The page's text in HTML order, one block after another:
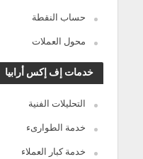
حساب النقطة
محول العملات
خدمات إف إكس أرابيا
التحليلات الفنية
خدمة الطوارىء
خدمة كبار العملاء